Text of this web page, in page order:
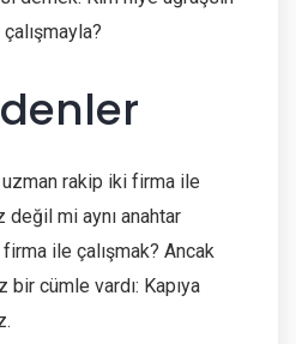
rakip iki firma ile
değil mi aynı anahtar
ile çalışmak? Ancak
cümle vardı: Kapıya